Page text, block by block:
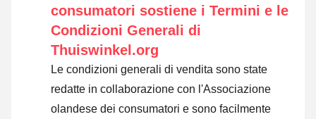
consumatori sostiene i Termini e le
Condizioni Generali di
Thuiswinkel.org
Le condizioni generali di vendita sono state
redatte in collaborazione con l'Associazione
olandese dei consumatori e sono facilmente